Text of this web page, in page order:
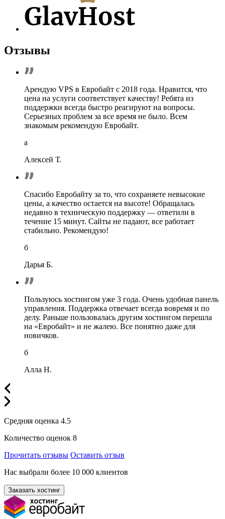
Отзывы
Арендую VPS в Евробайт с 2018 года. Нравится, что
цена на услуги соответствует качеству! Ребята из
поддержки всегда быстро реагируют на вопросы.
Серьезных проблем за все время не было. Всем
знакомым рекомендую Евробайт.
a
Алексей Т.
Спасибо Евробайту за то, что сохраняете невысокие
цены, а качество остается на высоте! Обращалась
недавно в техническую поддержку — ответили в
течение 15 минут. Сайты не падают, все работает
стабильно. Рекомендую!
б
Дарья Б.
Пользуюсь хостингом уже 3 года. Очень удобная панель
управления. Поддержка отвечает всегда вовремя и по
делу. Раньше пользовалась другим хостингом перешла
на «Евробайт» и не жалею. Все понятно даже для
новичков.
б
Алла Н.
Средняя оценка 4.5
Количество оценок 8
Прочитать отзывы Оставить отзыв
Нас выбрали более 10 000 клиентов
Заказать хостинг